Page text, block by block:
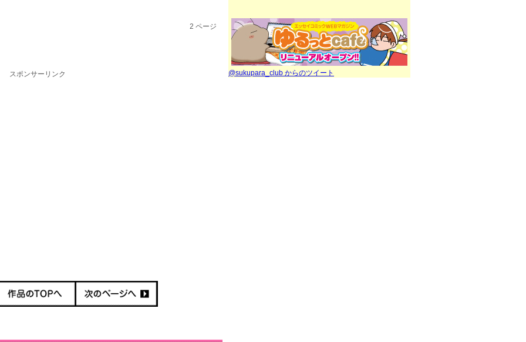
2 ページ
スポンサーリンク @sukupara_club からのツイート